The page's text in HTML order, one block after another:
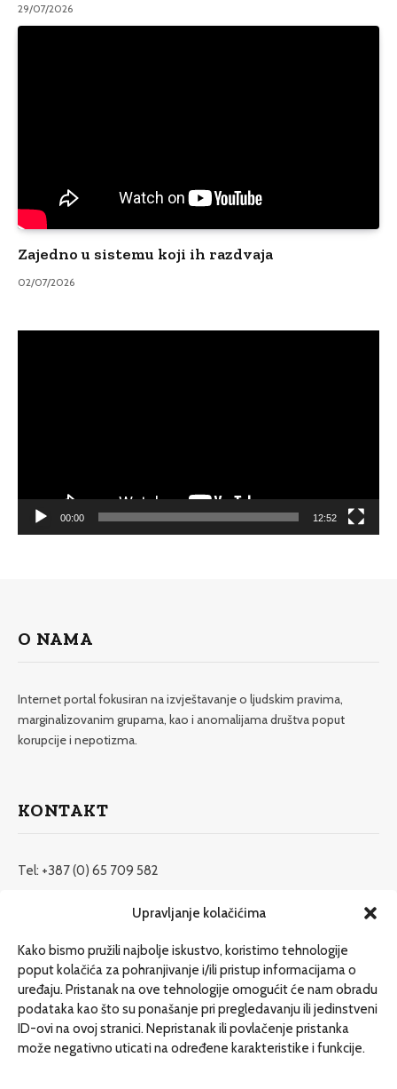
Upravljanje kolačićima
Kako bismo pružili najbolje iskustvo, koristimo tehnologije
poput kolačića za pohranjivanje i/ili pristup informacijama o
uređaju. Pristanak na ove tehnologije omogućit će nam obradu
podataka kao što su ponašanje pri pregledavanju ili jedinstveni
ID-ovi na ovoj stranici. Nepristanak ili povlačenje pristanka
može negativno uticati na određene karakteristike i funkcije.
29/07/2026
Zajedno u sistemu koji ih razdvaja
02/07/2026
00:00 12:52
O NAMA
Internet portal fokusiran na izvještavanje o ljudskim pravima,
marginalizovanim grupama, kao i anomalijama društva poput
korupcije i nepotizma.
KONTAKT
Tel: +387 (0) 65 709 582
redakcija@etrafika.net
Dosije
Drugi pišu
Društvo